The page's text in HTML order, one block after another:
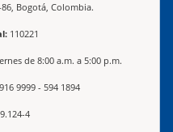
Bogotá, Colombia.
110221
de 8:00 a.m. a 5:00 p.m.
9999 - 594 1894
4